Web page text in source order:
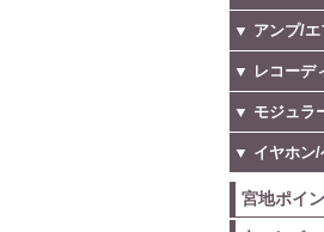
▼ アンプ/エ
▼ レコーデ
▼ モジュラ
▼ イヤホン/
宮地ポイ